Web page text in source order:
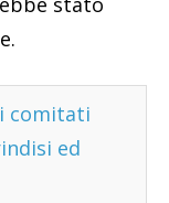
comitati
ed